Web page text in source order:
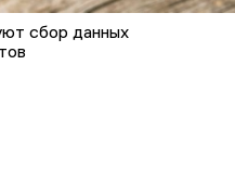
сбор данных